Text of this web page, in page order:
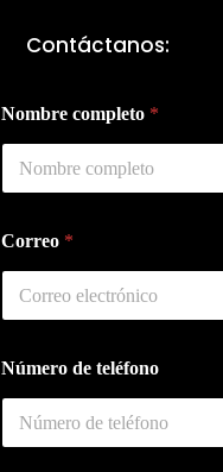
Contáctanos:
Nombre completo *
Correo *
Número de teléfono